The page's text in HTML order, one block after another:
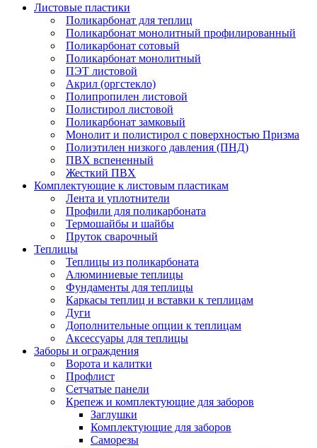
Листовые пластики
Поликарбонат для теплиц
Поликарбонат монолитный профилированный
Поликарбонат сотовый
Поликарбонат монолитный
ПЭТ листовой
Акрил (оргстекло)
Полипропилен листовой
Полистирол листовой
Поликарбонат замковый
Монолит и полистирол с поверхностью Призма
Полиэтилен низкого давления (ПНД)
ПВХ вспененный
Жесткий ПВХ
Комплектующие к листовым пластикам
Лента и уплотнители
Профили для поликарбоната
Термошайбы и шайбы
Пруток сварочный
Теплицы
Теплицы из поликарбоната
Алюминиевые теплицы
Фундаменты для теплицы
Каркасы теплиц и вставки к теплицам
Дуги
Дополнительные опции к теплицам
Аксессуары для теплицы
Заборы и ограждения
Ворота и калитки
Профлист
Сетчатые панели
Крепеж и комплектующие для заборов
Заглушки
Комплектующие для заборов
Саморезы